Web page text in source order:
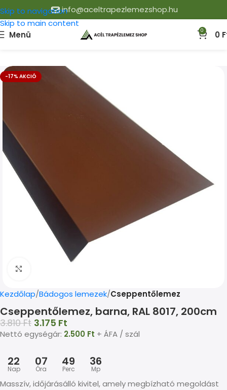
Skip to navigation
Skip to main content
info@aceltrapezlemezshop.hu
Menü 0 0
-17% AKCIÓ
Kezdőlap Bádogos lemezek Cseppentőlemez
Cseppentőlemez, barna, RAL 8017, 200cm
3.810Ft 3.175 Ft
Nettó egységár: 2.500 Ft + ÁFA / szál
22
Nap
07
Óra
49
Perc
35
Mp
Masszív, időjárásálló kivitel, amely megbízható megoldást